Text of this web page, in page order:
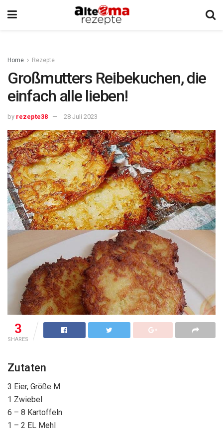
Home Rezepte
Großmutters Reibekuchen, die
einfach alle lieben!
by rezepte38 28 Juli 2023
3
SHARES
Zutaten
3 Eier, Größe M
1 Zwiebel
6 – 8 Kartoffeln
1 – 2 EL Mehl